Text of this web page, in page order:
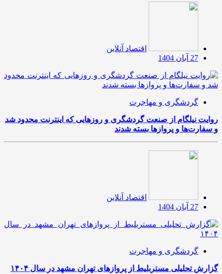
اقتصاد آنلاین
27 آبان 1404
گردشگری و مهاجرت
روایت نیلگام از صنعت گردشگری و روزهایی که اینترنت محدود شد
و سفارت‌ها و پروازها بسته شدند
اقتصاد آنلاین
27 آبان 1404
گردشگری و مهاجرت
گزارش تحلیلی مستربلیط از پروازهای تهران مشهد در سال ۱۴۰۴